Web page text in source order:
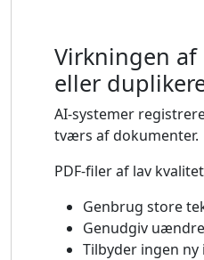
Virkningen
eller
AI-systemer
tværs af dokumenter.
PDF-filer af lav
Genbrug store
Genudgiv
Tilbyder ingen